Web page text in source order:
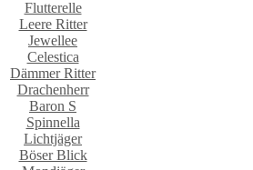
Flutterelle
Leere Ritter
Jewellee
Celestica
Dämmer Ritter
Drachenherr
Baron S
Spinnella
Lichtjäger
Böser Blick